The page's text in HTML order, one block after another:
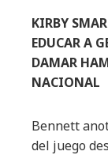
KIRBY
EDUCAR A
DAMAR
NACIONAL
Bennett
del juego